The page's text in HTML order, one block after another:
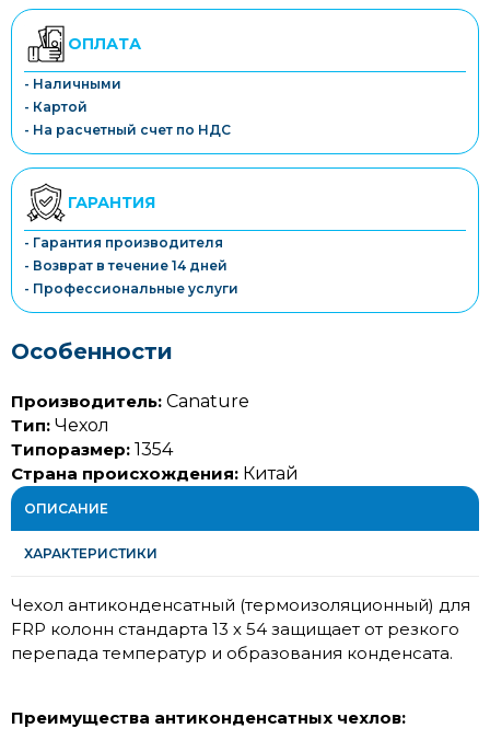
ОПЛАТА
- Наличными
- Картой
- На расчетный счет по НДС
ГАРАНТИЯ
- Гарантия производителя
- Возврат в течение 14 дней
- Профессиональные услуги
Особенности
Производитель: Canature
Тип: Чехол
Типоразмер: 1354
Страна происхождения: Китай
ОПИСАНИЕ
ХАРАКТЕРИСТИКИ
Чехол антиконденсатный (термоизоляционный) для
FRP колонн стандарта 13 х 54 защищает от резкого
перепада температур и образования конденсата.
Преимущества антиконденсатных чехлов: